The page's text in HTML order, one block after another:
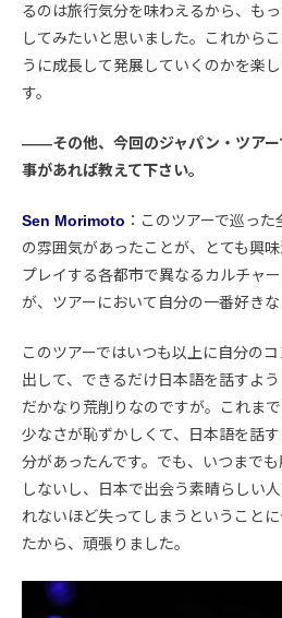
るのは旅行気分を味わえるから、も
してみたいと思いました。これから
うに成長して発展していくのかを楽
す。
――その他、今回のジャパン・ツアー
事があれば教えて下さい。
Sen Morimoto ：このツアーで巡っ
の雰囲気があったことが、とても興
プレイする各都市で異なるカルチャ
が、ツアーにおいて自分の一番好きな
このツアーではいつも以上に自分の
出して、できるだけ日本語を話すよ
だかなり荒削りなのですが。これま
少なさが恥ずかしくて、日本語を話
分があったんです。でも、いつまで
しないし、日本で出会う素晴らしい
れないほど失ってしまうということ
たから、頑張りました。